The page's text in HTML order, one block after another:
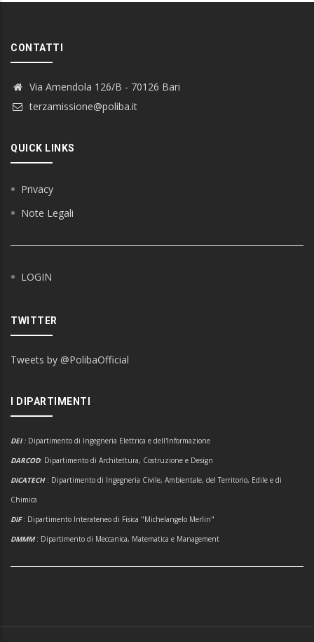
CONTATTI
Via Amendola 126/B - 70126 Bari
terzamissione@poliba.it
QUICK LINKS
Privacy
Note Legali
LOGIN
TWITTER
Tweets by @PolibaOfficial
I DIPARTIMENTI
DEI : Dipartimento di Ingegneria Elettrica e dell'Informazione
DARCOD: Dipartimento di Architettura, Costruzione e Design
DICATECH : Dipartimento di Ingegneria Civile, Ambientale, del Territorio, Edile e di
Chimica
DIF: Dipartimento Interateneo di Fisica "Michelangelo Merlin"
DMMM: Dipartimento di Meccanica, Matematica e Management